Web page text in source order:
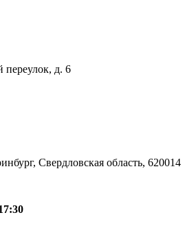
переулок, д. 6
Свердловская область, 620014